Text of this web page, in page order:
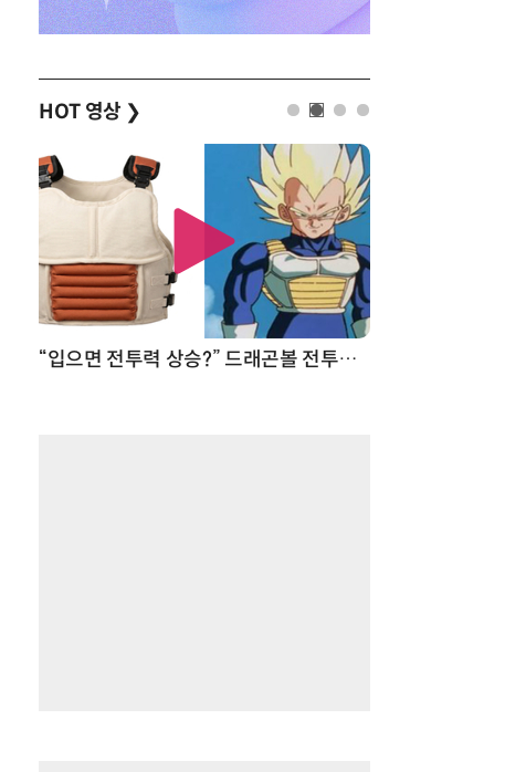
HOT 영상 ❯
“입으면 전투력 상승?” 드래곤볼 전투복 닮은 중량조끼